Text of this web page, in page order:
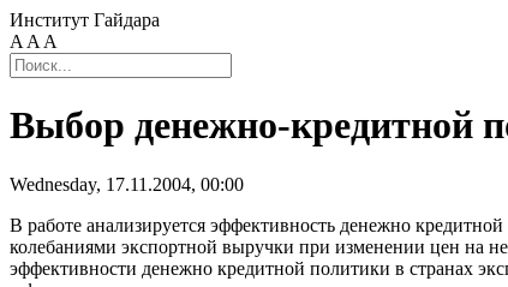
Институт Гайдара
A A A
Выбор денежно-кредитной
Wednesday, 17.11.2004, 00:00
В работе анализируется эффективность денежно
колебаниями экспортной выручки при изменении цен на
эффективности денежно кредитной политики в странах